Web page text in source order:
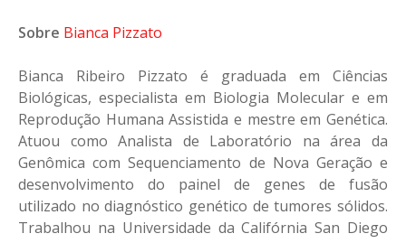
Sobre Bianca Pizzato
Bianca Ribeiro Pizzato é graduada em Ciências
Biológicas, especialista em Biologia Molecular e em
Reprodução Humana Assistida e mestre em Genética.
Atuou como Analista de Laboratório na área da
Genômica com Sequenciamento de Nova Geração e
desenvolvimento do painel de genes de fusão
utilizado no diagnóstico genético de tumores sólidos.
Trabalhou na Universidade da Califórnia San Diego